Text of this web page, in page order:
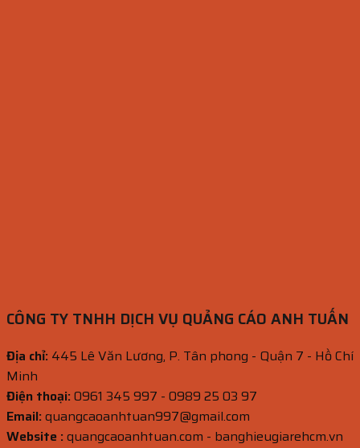
CÔNG TY TNHH DỊCH VỤ QUẢNG CÁO ANH TUẤN
Địa chỉ: 445 Lê Văn Lương, P. Tân phong - Quận 7 - Hồ Chí
Minh
Điện thoại:0961 345 997 - 0989 25 03 97
Email:quangcaoanhtuan997@gmail.com
Website :quangcaoanhtuan.com - banghieugiarehcm.vn